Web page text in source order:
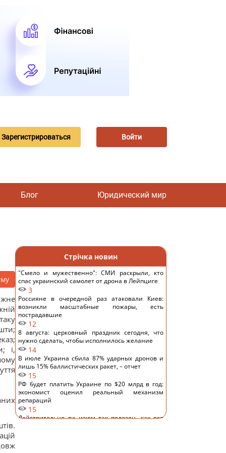
Зарегистрироваться Войти
Блог Юридический мир
і,
Стрічка новин
"Смело и мужественно": СМИ раскрыли, кто
спас украинский самолет от дрона в Лейпциге
3
Россияне в очередной раз атаковали Киев:
возникли масштабные пожары, есть
пострадавшие
12
8 августа: церковный праздник сегодня, что
нужно сделать, чтобы исполнилось желание
14
В июле Украина сбила 87% ударных дронов и
лишь 15% баллистических ракет, – отчет
15
РФ будет платить Украине по $20 млрд в год:
экономист оценил реальный механизм
репараций
15
Действительно ли изюм так полезен, как все